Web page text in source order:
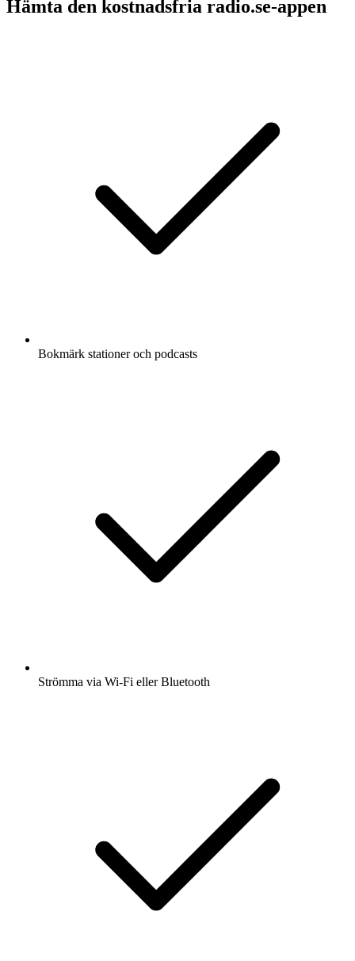
Hämta den kostnadsfria radio.se-appen
Bokmärk stationer och podcasts
Strömma via Wi-Fi eller Bluetooth